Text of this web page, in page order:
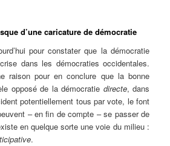
d’une caricature de démocratie
pour constater que la démocratie
dans les démocraties occidentales.
raison pour en conclure que la bonne
opposé de la démocratie directe, dans
potentiellement tous par vote, le font
– en fin de compte – se passer de
en quelque sorte une voie du milieu :
.